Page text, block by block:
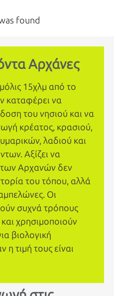
found
Αρχάνες
15χλμ από το
καταφέρει να
του νησιού και να
κρέατος, κρασιού,
λαδιού και
Αξίζει να
Αρχανών δεν
του τόπου, αλλά
Οι
συχνά τρόπους
χρησιμοποιούν
βιολογική
η τιμή τους είναι